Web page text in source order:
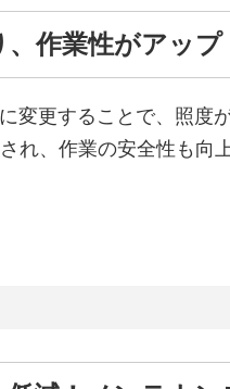
作業性がアップ
変更することで、照度
れ、作業の安全性も向